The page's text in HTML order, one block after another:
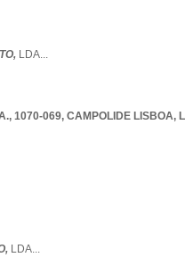
LDA...
1070-069, CAMPOLIDE LISBOA,
LDA...